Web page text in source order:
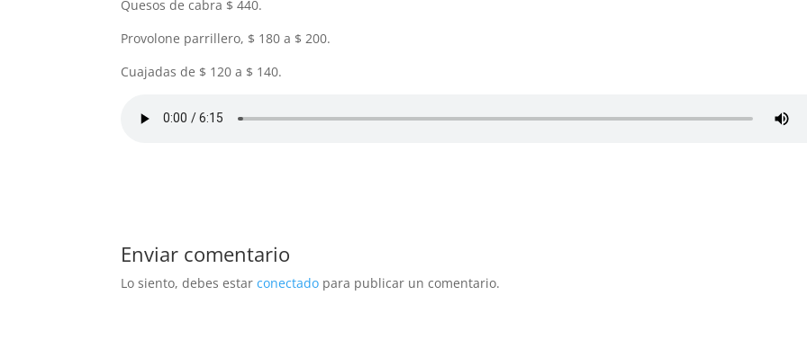
Quesos de cabra $ 440.
Provolone parrillero, $ 180 a $ 200.
Cuajadas de $ 120 a $ 140.
Enviar comentario
Lo siento, debes estarconectado para publicar un comentario.